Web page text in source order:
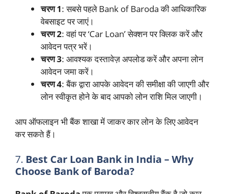
चरण 1: सबसे पहले Bank of Baroda की आधिकारिक
वेबसाइट पर जाएं।
चरण 2: वहां पर ‘Car Loan’ सेक्शन पर क्लिक करें और
आवेदन पत्र भरें।
चरण 3: आवश्यक दस्तावेज़ अपलोड करें और अपना लोन
आवेदन जमा करें।
चरण 4: बैंक द्वारा आपके आवेदन की समीक्षा की जाएगी और
लोन स्वीकृत होने के बाद आपको लोन राशि मिल जाएगी।
आप ऑफलाइन भी बैंक शाखा में जाकर कार लोन के लिए आवेदन
कर सकते हैं।
7. Best Car Loan Bank in India – Why
Choose Bank of Baroda?